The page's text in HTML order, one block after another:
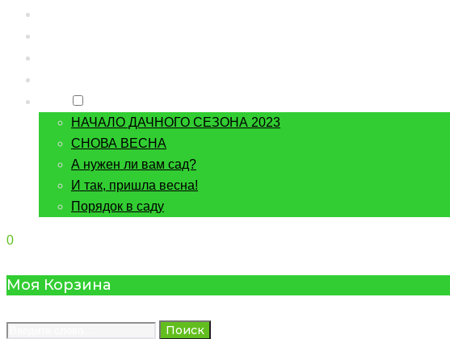
НАЧАЛО ДАЧНОГО СЕЗОНА 2023
СНОВА ВЕСНА
А нужен ли вам сад?
И так, пришла весна!
Порядок в саду
0
Моя Корзина
Поиск